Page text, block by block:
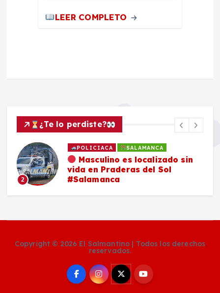
LEER COMPLETO
¿Te lo perdiste?
2
POLICIACA SALAMANCA
Masculino es localizado sin
vida en Praderas del Sol
#Salamanca
Copyright © 2026 El Salmantino | Todos los derechos
reservados.